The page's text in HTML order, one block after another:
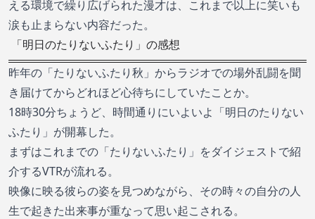
える環境で繰り広げられた漫才は、これまで以上に笑いも
涙も止まらない内容だった。
「明日のたりないふたり」の感想
昨年の「たりないふたり秋」からラジオでの場外乱闘を聞
き届けてからどれほど心待ちにしていたことか。
18時30分ちょうど、時間通りにいよいよ「明日のたりない
ふたり」が開幕した。
まずはこれまでの「たりないふたり」をダイジェストで紹
介するVTRが流れる。
映像に映る彼らの姿を見つめながら、その時々の自分の人
生で起きた出来事が重なって思い起こされる。